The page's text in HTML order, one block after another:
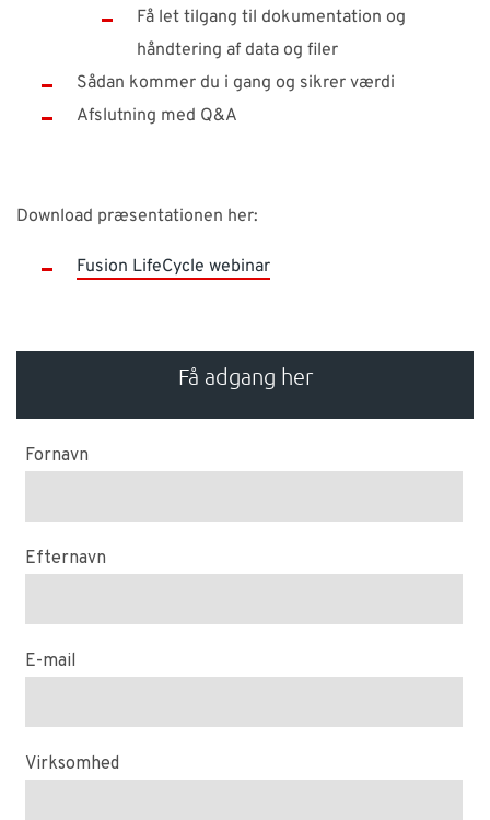
Få let tilgang til dokumentation og
håndtering af data og filer
Sådan kommer du i gang og sikrer værdi
Afslutning med Q&A
Download præsentationen her:
Fusion LifeCycle webinar
Få adgang her